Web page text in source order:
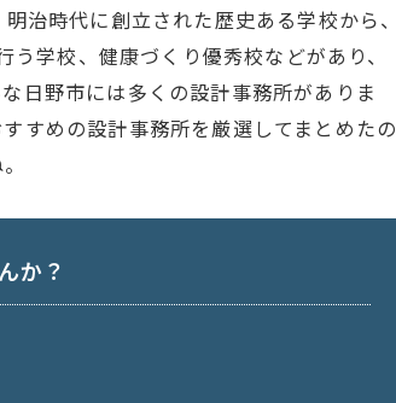
治時代に創立された歴史ある学校から、
学校、健康づくり優秀校などがあり、
日野市には多くの設計事務所がありま
すめの設計事務所を厳選してまとめたの
か？